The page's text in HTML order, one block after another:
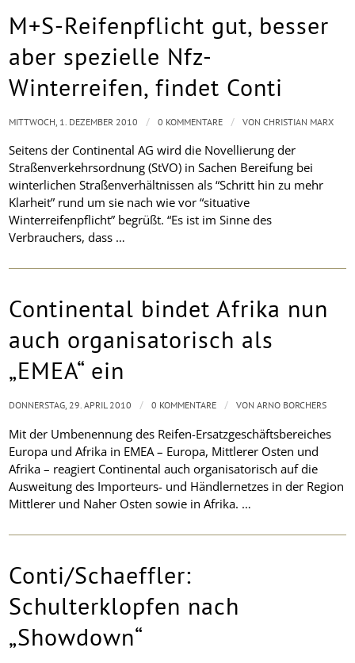
M+S-Reifenpflicht gut, besser
aber spezielle Nfz-
Winterreifen, findet Conti
Seitens der Continental AG wird die Novellierung der
Straßenverkehrsordnung (StVO) in Sachen Bereifung bei
winterlichen Straßenverhältnissen als “Schritt hin zu mehr
Klarheit” rund um sie nach wie vor “situative
Winterreifenpflicht” begrüßt. “Es ist im Sinne des
Verbrauchers, dass …
MITTWOCH, 1. DEZEMBER 2010 / 0 KOMMENTARE / VONCHRISTIAN MARX
Continental bindet Afrika nun
auch organisatorisch als
„EMEA“ ein
Mit der Umbenennung des Reifen-Ersatzgeschäftsbereiches
Europa und Afrika in EMEA – Europa, Mittlerer Osten und
Afrika – reagiert Continental auch organisatorisch auf die
Ausweitung des Importeurs- und Händlernetzes in der Region
Mittlerer und Naher Osten sowie in Afrika. …
DONNERSTAG, 29. APRIL 2010 / 0 KOMMENTARE / VONARNO BORCHERS
Conti/Schaeffler:
Schulterklopfen nach
„Showdown“